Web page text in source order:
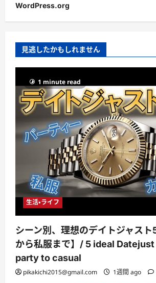
WordPress.org
見逃したかもしれません
1 minute read
生活・ライフ
シーン別、理想のデイトジャスト
から私服まで】/ 5 ideal
party to casual
pikakichi2015@gmail.com 1週間 ago